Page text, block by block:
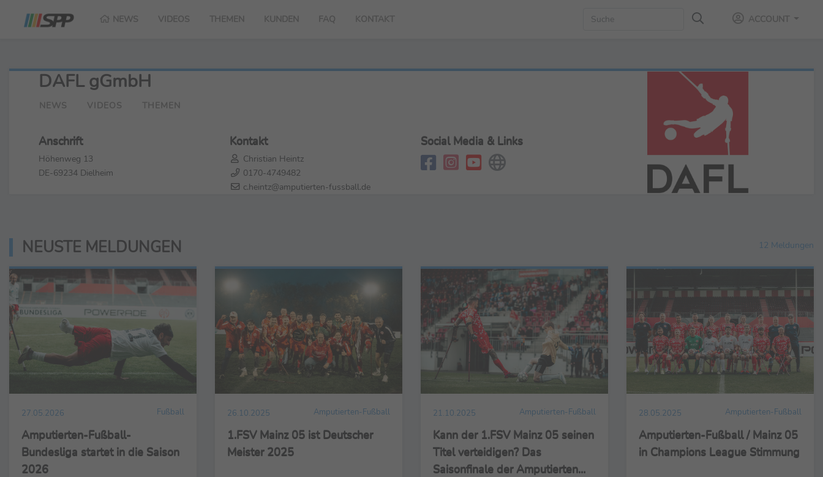
NEWS VIDEOS THEMEN KUNDEN FAQ KONTAKT ACCOUNT
DAFL gGmbH
NEWS VIDEOS THEMEN
Anschrift
Höhenweg 13
DE-69234 Dielheim
Kontakt
Christian Heintz
0170-4749482
c.heintz@amputierten-fussball.de
Social Media & Links
NEUSTE MELDUNGEN 12 Meldungen
27.05.2026 Fußball
Amputierten-Fußball-
Bundesliga startet in die Saison
2026
26.10.2025 Amputierten-Fußball
1.FSV Mainz 05 ist Deutscher
Meister 2025
21.10.2025 Amputierten-Fußball
Kann der 1.FSV Mainz 05 seinen
Titel verteidigen? Das
Saisonfinale der Amputierten
28.05.2025 Amputierten-Fußball
Amputierten-Fußball / Mainz 05
in Champions League Stimmung